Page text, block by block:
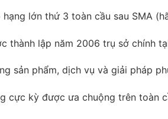
hạng lớn thứ 3 toàn cầu sau SMA
thành lập năm 2006 trụ sở chính
sản phẩm, dịch vụ và giải pháp
cực kỳ được ưa chuộng trên toàn